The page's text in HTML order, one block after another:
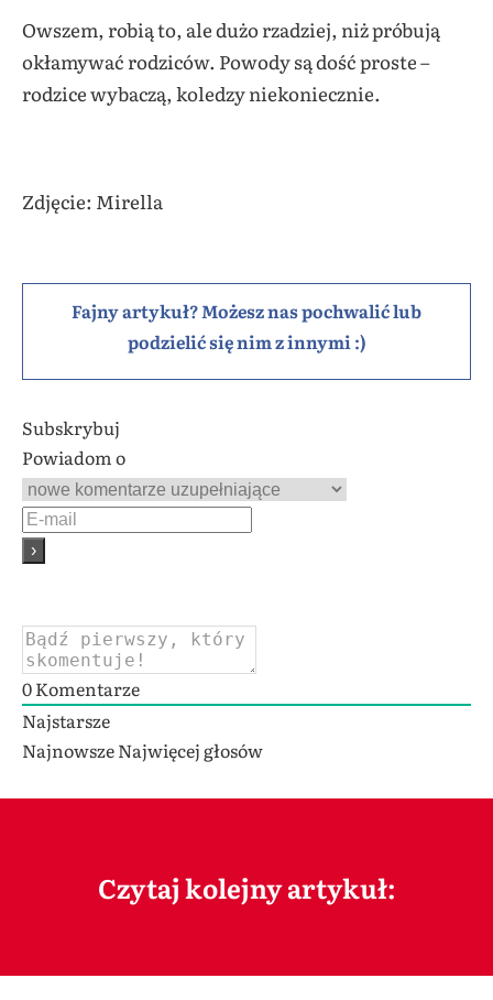
Owszem, robią to, ale dużo rzadziej, niż próbują
okłamywać rodziców. Powody są dość proste –
rodzice wybaczą, koledzy niekoniecznie.
Zdjęcie: Mirella
Fajny artykuł? Możesz nas pochwalić lub
podzielić się nim z innymi :)
Subskrybuj
Powiadom o
0Komentarze
Najstarsze
NajnowszeNajwięcej głosów
Czytaj kolejny artykuł: